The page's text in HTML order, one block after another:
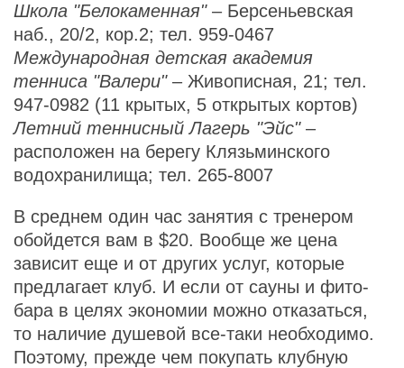
Школа "Белокаменная"– Берсеньевская
наб., 20/2, кор.2; тел. 959-0467
Международная детская академия
тенниса "Валери"– Живописная, 21; тел.
947-0982 (11 крытых, 5 открытых кортов)
Летний теннисный Лагерь "Эйс"–
расположен на берегу Клязьминского
водохранилища; тел. 265-8007
В среднем один час занятия с тренером
обойдется вам в $20. Вообще же цена
зависит еще и от других услуг, которые
предлагает клуб. И если от сауны и фито-
бара в целях экономии можно отказаться,
то наличие душевой все-таки необходимо.
Поэтому, прежде чем покупать клубную